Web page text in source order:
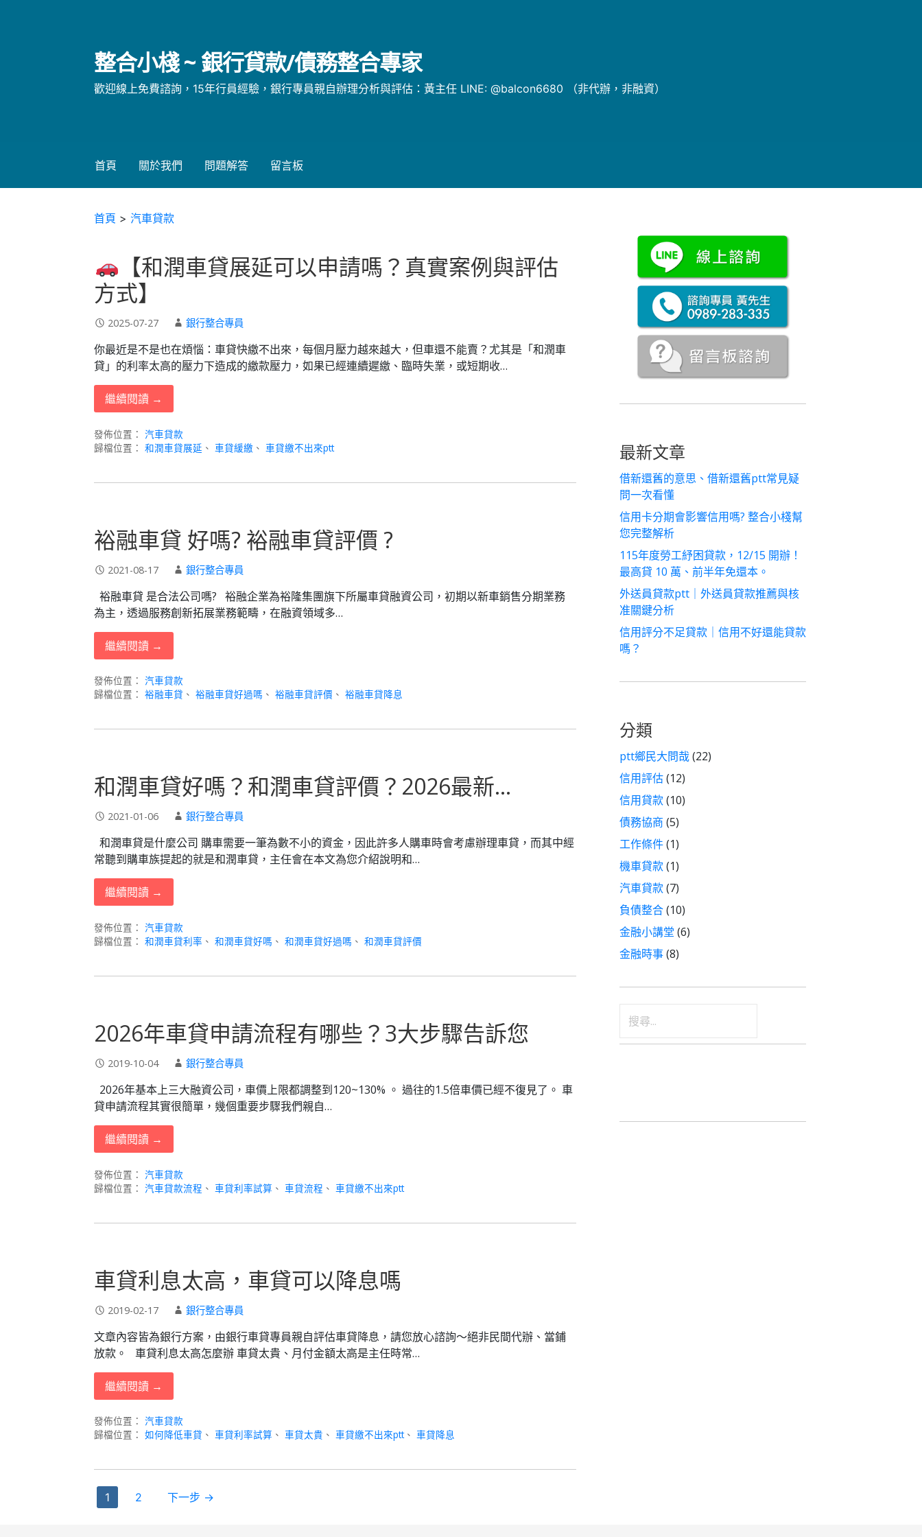
整合小棧 ~ 銀行貸款/債務整合專家
歡迎線上免費諮詢，15年行員經驗，銀行專員親自辦理分析與評估：黃主任 LINE: @balcon6680 （非代辦，非融資）
首頁 關於我們 問題解答 留言板
首頁 >汽車貸款
【和潤車貸展延可以申請嗎？真實案例與評估
方式】
2025-07-27 銀行整合專員
你最近是不是也在煩惱：車貸快繳不出來，每個月壓力越來越大，但車還不能賣？尤其是「和潤車
貸」的利率太高的壓力下造成的繳款壓力，如果已經連續遲繳、臨時失業，或短期收…
繼續閱讀 →
發佈位置：汽車貸款
歸檔位置：和潤車貸展延 、 車貸緩繳 、 車貸繳不出來ptt
裕融車貸 好嗎? 裕融車貸評價 ?
2021-08-17 銀行整合專員
裕融車貸 是合法公司嗎? 裕融企業為裕隆集團旗下所屬車貸融資公司，初期以新車銷售分期業務
為主，透過服務創新拓展業務範疇，在融資領域多…
繼續閱讀 →
發佈位置：汽車貸款
歸檔位置：裕融車貸 、裕融車貸好過嗎 、裕融車貸評價 、裕融車貸降息
和潤車貸好嗎？和潤車貸評價？2026最新…
2021-01-06 銀行整合專員
和潤車貸是什麼公司 購車需要一筆為數不小的資金，因此許多人購車時會考慮辦理車貸，而其中經
常聽到購車族提起的就是和潤車貸，主任會在本文為您介紹說明和…
繼續閱讀 →
發佈位置：汽車貸款
歸檔位置：和潤車貸利率 、和潤車貸好嗎 、和潤車貸好過嗎 、和潤車貸評價
2026年車貸申請流程有哪些？3大步驟告訴您
2019-10-04 銀行整合專員
2026年基本上三大融資公司，車價上限都調整到120~130% 。 過往的1.5倍車價已經不復見了。 車
貸申請流程其實很簡單，幾個重要步驟我們親自…
繼續閱讀 →
發佈位置：汽車貸款
歸檔位置：汽車貸款流程 、 車貸利率試算 、 車貸流程 、 車貸繳不出來ptt
車貸利息太高，車貸可以降息嗎
2019-02-17 銀行整合專員
文章內容皆為銀行方案，由銀行車貸專員親自評估車貸降息，請您放心諮詢～絕非民間代辦、當鋪
放款。 車貸利息太高怎麼辦 車貸太貴、月付金額太高是主任時常…
繼續閱讀 →
發佈位置：汽車貸款
歸檔位置：如何降低車貸 、車貸利率試算 、車貸太貴 、車貸繳不出來ptt、車貸降息
文
1 2 下一步 →
最新文章
借新還舊的意思、借新還舊ptt常見疑
問一次看懂
信用卡分期會影響信用嗎? 整合小棧幫
您完整解析
115年度勞工紓困貸款，12/15 開辦！
最高貸 10 萬、前半年免還本。
外送員貸款ptt｜外送員貸款推薦與核
准關鍵分析
信用評分不足貸款｜信用不好還能貸款
嗎？
分類
ptt鄉民大問哉(22)
信用評估(12)
信用貸款(10)
債務協商 (5)
工作條件(1)
機車貸款(1)
汽車貸款(7)
負債整合(10)
金融小講堂 (6)
金融時事(8)
尋
關